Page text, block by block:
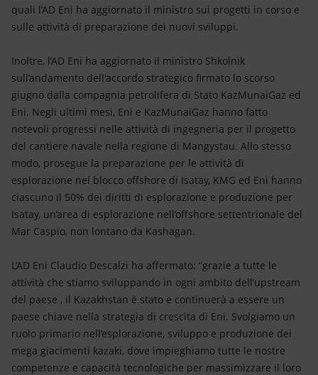
quali l’AD Eni ha aggiornato il ministro sui progetti in corso e
sulle attività di preparazione dei nuovi sviluppi.
Inoltre, l’AD Eni ha aggiornato il ministro Shkolnik
sull’andamento dell'accordo strategico firmato lo scorso
giugno dalla compagnia petrolifera di Stato KazMunaiGaz ed
Eni. Negli ultimi mesi, Eni e KazMunaiGaz hanno fatto
notevoli progressi nelle attività di ingegneria per il progetto
del cantiere navale nella regione di Mangystau. Allo stesso
modo, prosegue la preparazione per le attività di
esplorazione nel blocco offshore di Isatay, KMG ed Eni hanno
ciascuno il 50% dei diritti di esplorazione e produzione per
Isatay, un’area di esplorazione nell’offshore settentrionale del
Mar Caspio, non lontano da Kashagan.
L’AD Eni Claudio Descalzi ha affermato: “grazie a tutte le
attività che stiamo sviluppando in ogni ambito dell’upstream
del paese , il Kazakhstan è stato e continuerà a essere un
paese chiave nella strategia di crescita di Eni. Svolgiamo un
ruolo primario nell’esplorazione, sviluppo e produzione dei
mega giacimenti kazaki, dove impieghiamo tutte le nostre
competenze e capacità tecnologiche per massimizzare il loro